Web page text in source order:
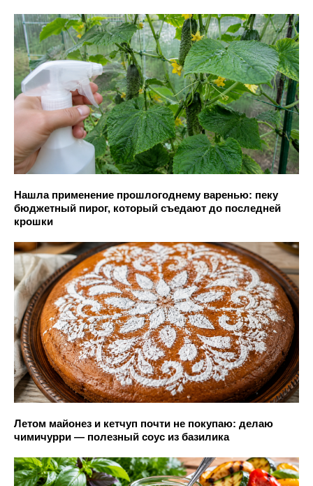
Нашла применение прошлогоднему варенью: пеку
бюджетный пирог, который съедают до последней
крошки
Летом майонез и кетчуп почти не покупаю: делаю
чимичурри — полезный соус из базилика